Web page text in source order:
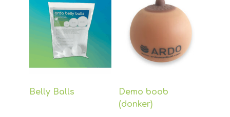
Belly Balls
Demo boob
(donker)